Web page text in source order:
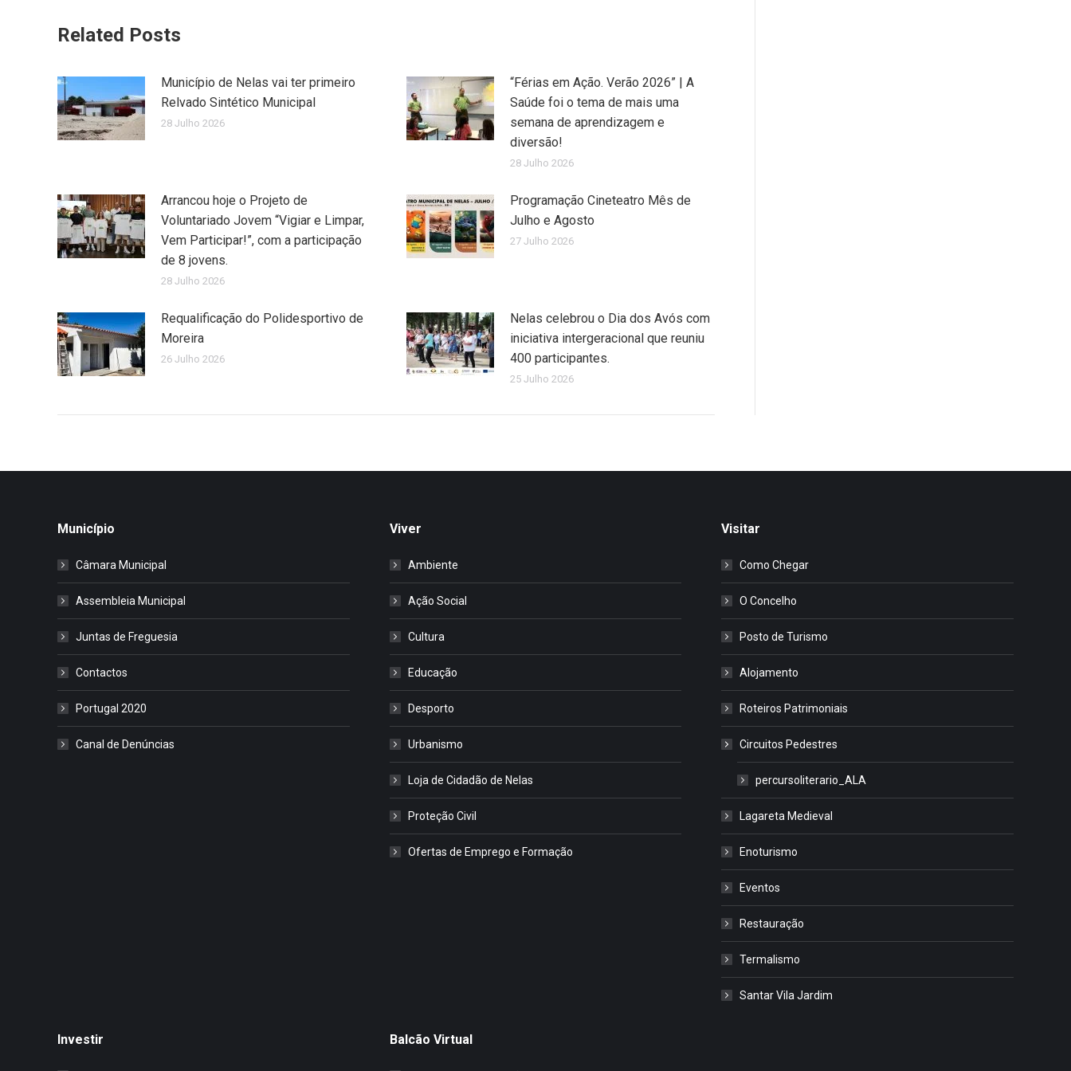
Related Posts
Município de Nelas vai ter primeiro
Relvado Sintético Municipal
28 Julho 2026
“Férias em Ação. Verão 2026” | A
Saúde foi o tema de mais uma
semana de aprendizagem e
diversão!
28 Julho 2026
Arrancou hoje o Projeto de
Voluntariado Jovem “Vigiar e Limpar,
Vem Participar!”, com a participação
de 8 jovens.
28 Julho 2026
Programação Cineteatro Mês de
Julho e Agosto
27 Julho 2026
Requalificação do Polidesportivo de
Moreira
26 Julho 2026
Nelas celebrou o Dia dos Avós com
iniciativa intergeracional que reuniu
400 participantes.
25 Julho 2026
Município
Câmara Municipal
Assembleia Municipal
Juntas de Freguesia
Contactos
Portugal 2020
Canal de Denúncias
Viver
Ambiente
Ação Social
Cultura
Educação
Desporto
Urbanismo
Loja de Cidadão de Nelas
Proteção Civil
Ofertas de Emprego e Formação
Visitar
Como Chegar
O Concelho
Posto de Turismo
Alojamento
Roteiros Patrimoniais
Circuitos Pedestres
percursoliterario_ALA
Lagareta Medieval
Enoturismo
Eventos
Restauração
Termalismo
Santar Vila Jardim
Investir Balcão Virtual